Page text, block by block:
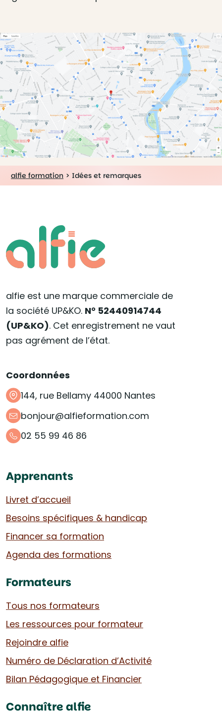
alfie formation > Idées et remarques
alfie est une marque commerciale de
la société UP&KO. N° 52440914744
(UP&KO). Cet enregistrement ne vaut
pas agrément de l’état.
Coordonnées
144, rue Bellamy 44000 Nantes
bonjour@alfieformation.com
02 55 99 46 86
Apprenants
Livret d’accueil
Besoins spécifiques & handicap
Financer sa formation
Agenda des formations
Formateurs
Tous nos formateurs
Les ressources pour formateur
Rejoindre alfie
Numéro de Déclaration d’Activité
Bilan Pédagogique et Financier
Connaître alfie